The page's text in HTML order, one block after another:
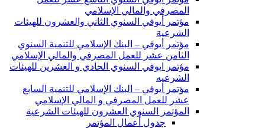
المصرفي والمالي الإسلامي
مؤتمر أيوفي السنوي الثاني والعشرون للهيئات
الشرعية
مؤتمر أيوفي – البنك الإسلامي للتنمية السنوي
الثامن عشر للعمل المصرفي والمالي الإسلامي
مؤتمر ايوفي السنوي الحادي و العشرين للهيئات
الشرعيه
مؤتمر أيوفي – البنك الإسلامي للتنمية السابع
عشر للعمل المصرفي و المالي الإسلامي
المؤتمر السنوي العشرون للهيئات الشرعية
جدول أعمال المؤتمر